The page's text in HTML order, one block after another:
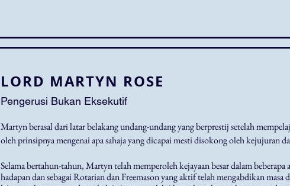
LORD MARTYN ROSE
Pengerusi Bukan Eksekutif
Martyn berasal dari latar belakang undang-undang yang berprestij setelah
oleh prinsipnya mengenai apa sahaja yang dicapai mesti disokong oleh kejujuran
Selama bertahun-tahun, Martyn telah memperoleh kejayaan besar dalam
hadapan dan sebagai Rotarian dan Freemason yang aktif telah mengabdikan